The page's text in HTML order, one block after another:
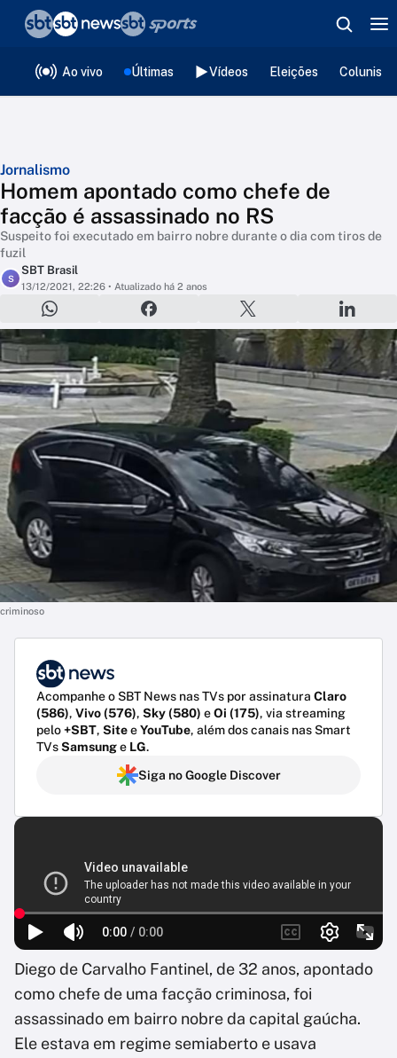
Ao vivo Últimas Vídeos Eleições
Jornalismo
Homem apontado como chefe de
facção é assassinado no RS
Suspeito foi executado em bairro nobre durante o dia com tiros de
fuzil
S
SBT Brasil
13/12/2021, 22:26 • Atualizado há 2 anos
criminoso
Acompanhe o SBT News nas TVs por assinatura Claro
(586), Vivo (576), Sky (580) eOi (175), via streaming
pelo+SBT, SiteeYouTube, além dos canais nas Smart
TVsSamsunge LG.
Siga no Google Discover
Diego de Carvalho Fantinel, de 32 anos, apontado
como chefe de uma facção criminosa, foi
assassinado em bairro nobre da capital gaúcha.
Ele estava em regime semiaberto e usava
❮voltar
Editorias